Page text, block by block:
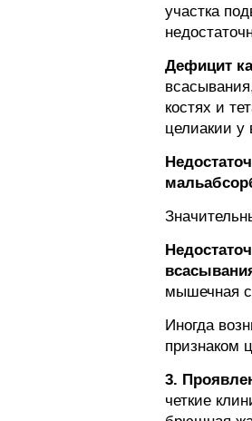
участка
Дефицит
костях и
целиакии у
мышечная
Иногда
признаком
3.
четкие